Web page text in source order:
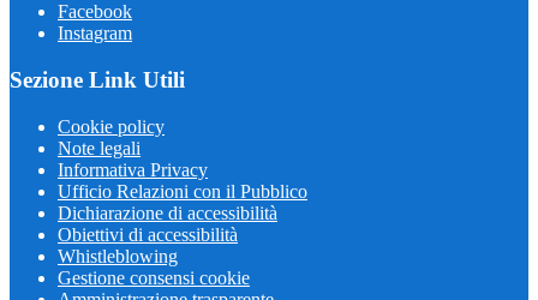
Facebook
Instagram
Sezione Link Utili
Cookie policy
Note legali
Informativa Privacy
Ufficio Relazioni con il Pubblico
Dichiarazione di accessibilità
Obiettivi di accessibilità
Whistleblowing
Gestione consensi cookie